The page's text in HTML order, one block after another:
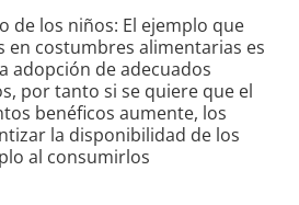
de los niños: El ejemplo que
en costumbres alimentarias es
adopción de adecuados
por tanto si se quiere que el
benéficos aumente, los
la disponibilidad de los
al consumirlos